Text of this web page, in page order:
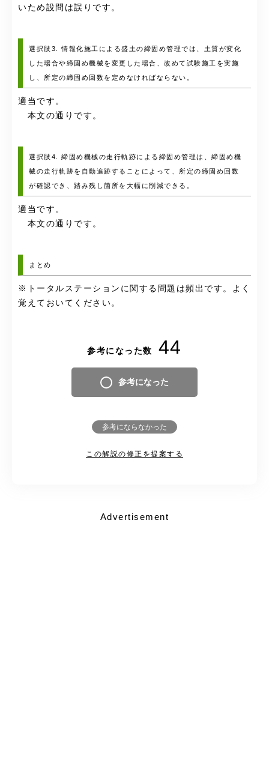
いため設問は誤りです。
選択肢3. 情報化施工による盛土の締固め管理では、土質が変化
した場合や締固め機械を変更した場合、改めて試験施工を実施
し、所定の締固め回数を定めなければならない。
適当です。
本文の通りです。
選択肢4. 締固め機械の走行軌跡による締固め管理は、締固め機
械の走行軌跡を自動追跡することによって、所定の締固め回数
が確認でき、踏み残し箇所を大幅に削減できる。
適当です。
本文の通りです。
まとめ
※トータルステーションに関する問題は頻出です。よく
覚えておいてください。
参考になった数 44
参考になった
参考にならなかった
この解説の修正を提案する
Advertisement